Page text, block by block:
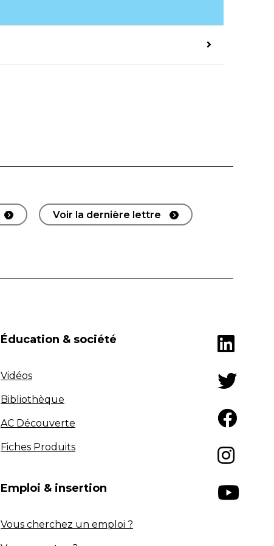
Voir la dernière lettre
Éducation & société
Vidéos
Bibliothèque
AC Découverte
Fiches Produits
Emploi & insertion
Vous cherchez un emploi ?